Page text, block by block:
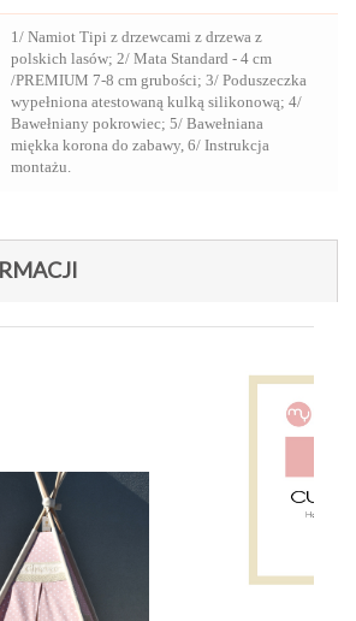
1/ Namiot Tipi z drzewcami z drzewa z
polskich lasów; 2/ Mata Standard - 4 cm
/PREMIUM 7-8 cm grubości; 3/ Poduszeczka
wypełniona atestowaną kulką silikonową; 4/
Bawełniany pokrowiec; 5/ Bawełniana
miękka korona do zabawy, 6/ Instrukcja
montażu.